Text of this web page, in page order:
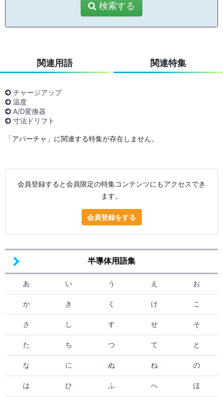
半導体用語集
あ い う え お
か き く け こ
さ し す せ そ
た ち つ て と
な に ぬ ね の
は ひ ふ へ ほ
検索する
関連用語 関連特集
チャージアップ
温度
A/D変換器
寸法ドリフト
「アパーチャ」に関連する特集が存在しません。
会員登録すると会員限定の特集コンテンツにもアクセスでき
ます。
会員登録をする